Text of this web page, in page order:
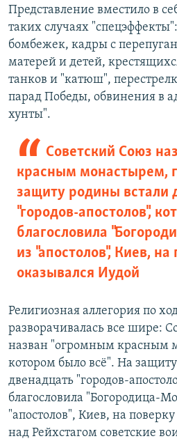
Представление вместило в
таких случаях
бомбежек, кадры с
матерей и детей,
танков и "катюш",
парад Победы, обвинения в
хунты".
Советский Союз
красным монастырем,
защиту родины встали
"городов-апостолов",
благословила
из "апостолов", Киев, на
оказывался Иудой
Религиозная аллегория по
разворачивалась все шире:
назван "огромным красным
котором было всё". На
двенадцать "городов-
благословила "Богородица-
"апостолов", Киев, на
над Рейхстагом советские